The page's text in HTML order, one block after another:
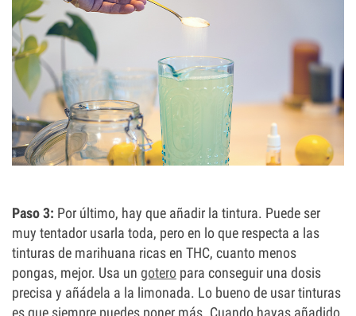
Paso 3: Por último, hay que añadir la tintura. Puede ser
muy tentador usarla toda, pero en lo que respecta a las
tinturas de marihuana ricas en THC, cuanto menos
pongas, mejor. Usa un gotero para conseguir una dosis
precisa y añádela a la limonada. Lo bueno de usar tinturas
es que siempre puedes poner más. Cuando hayas añadido